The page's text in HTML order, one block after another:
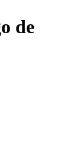
de